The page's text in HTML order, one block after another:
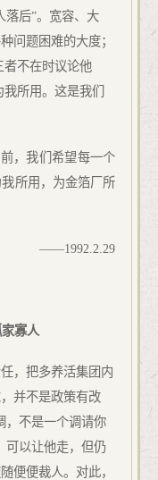
落后”。宽容、大
问题困难的大度；
者不在时议论他
所用。这是我们
，我们希望每一个
所用，为金箔厂所
——1992. 2 29
寡人
，把多养活集团内
并不是政策有改
，不是一个调请你
可以让他走，但仍
便便裁人。对此，